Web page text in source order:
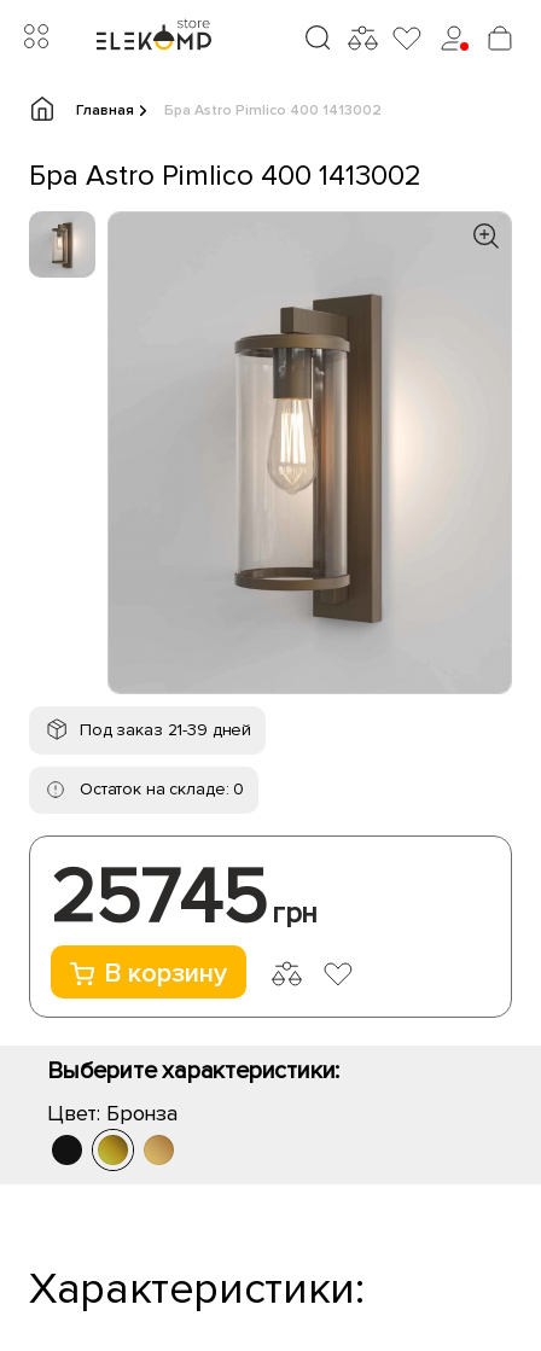
Главная Бра Astro Pimlico 400 1413002
Бра Astro Pimlico 400 1413002
Под заказ 21-39 дней
Остаток на складе: 0
25745 грн
В корзину
Выберите характеристики:
Цвет: Бронза
Характеристики: